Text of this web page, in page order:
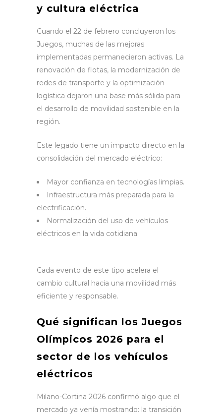
y cultura eléctrica
Cuando el 22 de febrero concluyeron los
Juegos, muchas de las mejoras
implementadas permanecieron activas. La
renovación de flotas, la modernización de
redes de transporte y la optimización
logística dejaron una base más sólida para
el desarrollo de movilidad sostenible en la
región.
Este legado tiene un impacto directo en la
consolidación del mercado eléctrico:
Mayor confianza en tecnologías limpias.
Infraestructura más preparada para la
electrificación.
Normalización del uso de vehículos
eléctricos en la vida cotidiana.
Cada evento de este tipo acelera el
cambio cultural hacia una movilidad más
eficiente y responsable.
Qué significan los Juegos
Olímpicos 2026 para el
sector de los vehículos
eléctricos
Milano-Cortina 2026 confirmó algo que el
mercado ya venía mostrando: la transición